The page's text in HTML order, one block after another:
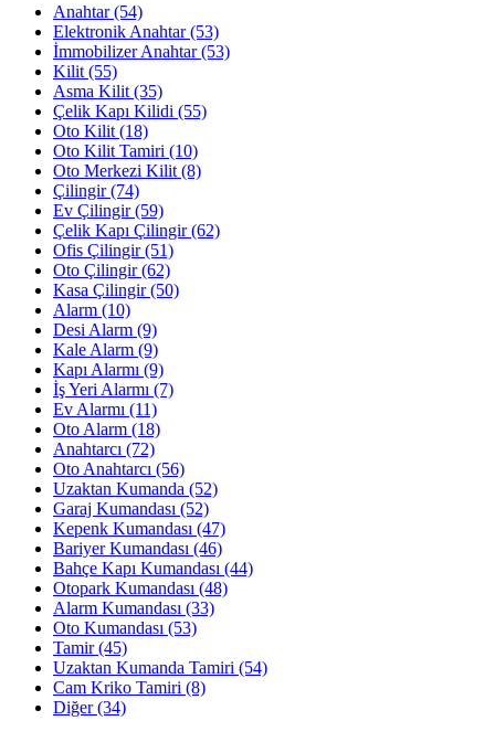
Anahtar(54)
Elektronik Anahtar(53)
İmmobilizer Anahtar(53)
Kilit (55)
Asma Kilit (35)
Çelik Kapı Kilidi (55)
Oto Kilit (18)
Oto Kilit Tamiri (10)
Oto Merkezi Kilit (8)
Çilingir(74)
Ev Çilingir(59)
Çelik Kapı Çilingir(62)
Ofis Çilingir(51)
Oto Çilingir(62)
Kasa Çilingir(50)
Alarm (10)
Desi Alarm (9)
Kale Alarm (9)
Kapı Alarmı (9)
İş Yeri Alarmı (7)
Ev Alarmı (11)
Oto Alarm (18)
Anahtarcı (72)
Oto Anahtarcı (56)
Uzaktan Kumanda (52)
Garaj Kumandası (52)
Kepenk Kumandası (47)
Bariyer Kumandası (46)
Bahçe Kapı Kumandası (44)
Otopark Kumandası (48)
Alarm Kumandası (33)
Oto Kumandası (53)
Tamir(45)
Uzaktan Kumanda Tamiri (54)
Cam Kriko Tamiri (8)
Diğer(34)